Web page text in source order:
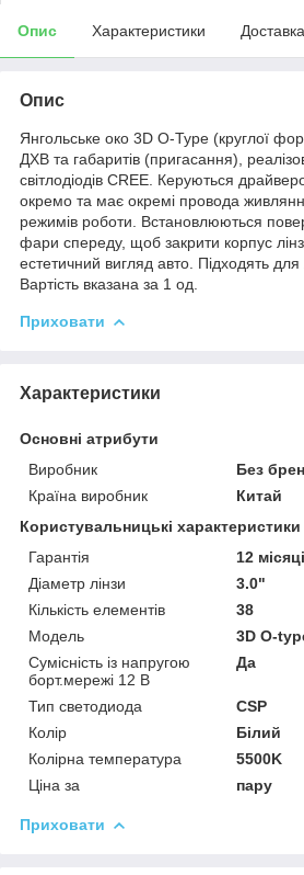
Опис Характеристики Доставка
Опис
Янгольське око 3D O-Type (круглої
ДХВ та габаритів (пригасання),
світлодіодів CREE. Керуються
окремо та має окремі провода
режимів роботи. Встановлюються
фари спереду, щоб закрити корпус
естетичний вигляд авто. Підходять для
Вартість вказана за 1 од.
Приховати
Характеристики
Основні атрибути
Виробник
Без
Країна виробник
Китай
Користувальницькі характеристики
Гарантія
12
Діаметр лінзи
3.0"
Кількість елементів
38
Мoдель
3D O-
Сумісність із напругою
борт.мережі 12 В
Да
Тип светодиода
CSP
Колір
Білий
Колірна температура
5500K
Ціна за
пару
Приховати